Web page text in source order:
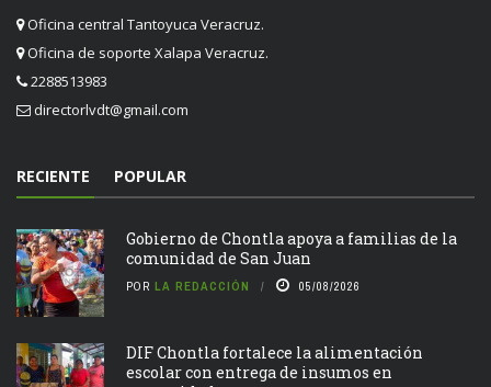
Oficina central Tantoyuca Veracruz.
Oficina de soporte Xalapa Veracruz.
2288513983
directorlvdt@gmail.com
RECIENTE POPULAR
Gobierno de Chontla apoya a familias de la
comunidad de San Juan
POR LA REDACCIÓN 05/08/2026
DIF Chontla fortalece la alimentación
escolar con entrega de insumos en